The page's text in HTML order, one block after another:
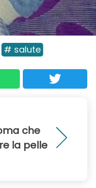
# salute
che
la pelle